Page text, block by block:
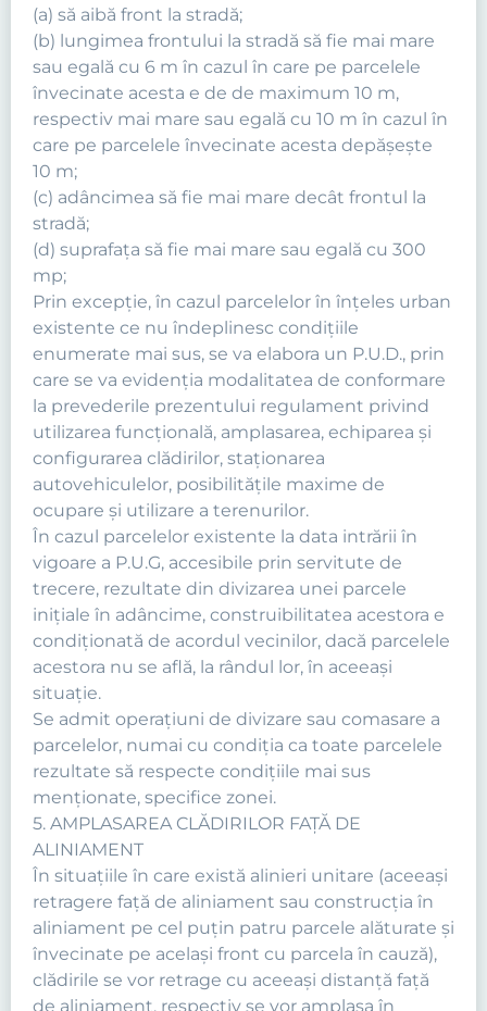
(a) să aibă front la stradă;
(b) lungimea frontului la stradă să fie mai mare
sau egală cu 6 m în cazul în care pe parcelele
învecinate acesta e de de maximum 10 m,
respectiv mai mare sau egală cu 10 m în cazul în
care pe parcelele învecinate acesta depăşeşte
10 m;
(c) adâncimea să fie mai mare decât frontul la
stradă;
(d) suprafaţa să fie mai mare sau egală cu 300
mp;
Prin excepţie, în cazul parcelelor în înţeles urban
existente ce nu îndeplinesc condiţiile
enumerate mai sus, se va elabora un P.U.D., prin
care se va evidenţia modalitatea de conformare
la prevederile prezentului regulament privind
utilizarea funcţională, amplasarea, echiparea şi
configurarea clădirilor, staţionarea
autovehiculelor, posibilităţile maxime de
ocupare şi utilizare a terenurilor.
În cazul parcelelor existente la data intrării în
vigoare a P.U.G, accesibile prin servitute de
trecere, rezultate din divizarea unei parcele
iniţiale în adâncime, construibilitatea acestora e
condiţionată de acordul vecinilor, dacă parcelele
acestora nu se află, la rândul lor, în aceeaşi
situaţie.
Se admit operaţiuni de divizare sau comasare a
parcelelor, numai cu condiţia ca toate parcelele
rezultate să respecte condiţiile mai sus
menţionate, specifice zonei.
5. AMPLASAREA CLĂDIRILOR FAŢĂ DE
ALINIAMENT
În situaţiile în care există alinieri unitare (aceeaşi
retragere faţă de aliniament sau construcţia în
aliniament pe cel puţin patru parcele alăturate şi
învecinate pe acelaşi front cu parcela în cauză),
clădirile se vor retrage cu aceeaşi distanţă faţă
de aliniament, respectiv se vor amplasa în